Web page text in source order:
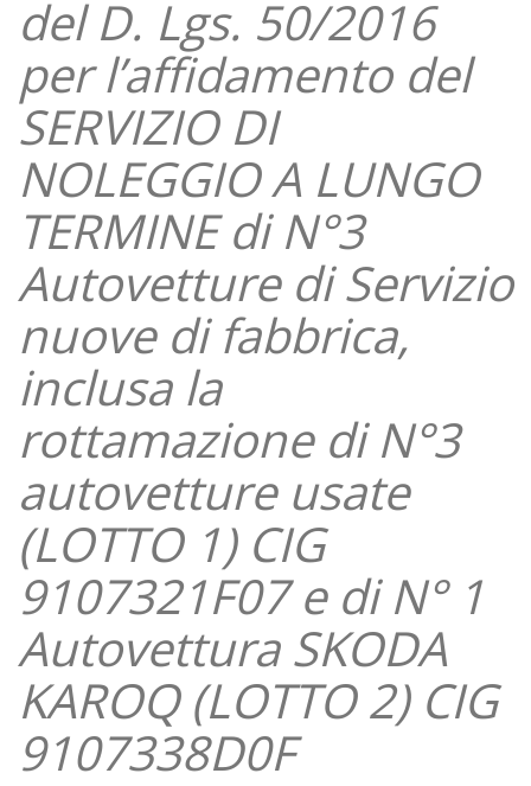
del D. Lgs. 50/2016
per l’affidamento del
SERVIZIO DI
NOLEGGIO A LUNGO
TERMINE di N°3
Autovetture di Servizio
nuove di fabbrica,
inclusa la
rottamazione di N°3
autovetture usate
(LOTTO 1) CIG
9107321F07 e di N° 1
Autovettura SKODA
KAROQ (LOTTO 2) CIG
9107338D0F